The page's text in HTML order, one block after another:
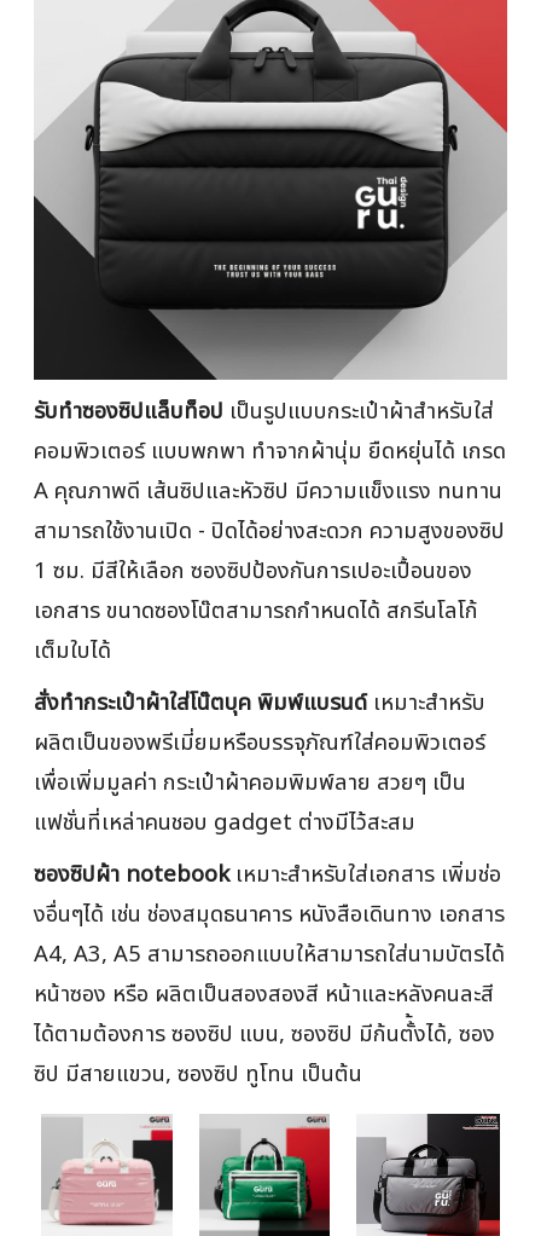
รับทำซองซิปแล็บท็อป เป็นรูปแบบกระเป๋าผ้าสำหรับใส่
คอมพิวเตอร์ แบบพกพา ทำจากผ้านุ่ม ยืดหยุ่นได้ เกรด
A คุณภาพดี เส้นซิปและหัวซิป มีความแข็งแรง ทนทาน
สามารถใช้งานเปิด - ปิดได้อย่างสะดวก ความสูงของซิป
1 ซม. มีสีให้เลือก ซองซิปป้องกันการเปอะเปื้อนของ
เอกสาร ขนาดซองโน๊ตสามารถกำหนดได้ สกรีนโลโก้
เต็มใบได้
สั่งทำกระเป๋าผ้าใส่โน๊ตบุค พิมพ์แบรนด์เหมาะสำหรับ
ผลิตเป็นของพรีเมี่ยมหรือบรรจุภัณฑ์ใส่คอมพิวเตอร์
เพื่อเพิ่มมูลค่า กระเป๋าผ้าคอมพิมพ์ลาย สวยๆ เป็น
แฟชั่นที่เหล่าคนชอบ gadget ต่างมีไว้สะสม
ซองซิปผ้า notebookเหมาะสำหรับใส่เอกสาร เพิ่มช่อ
งอื่นๆได้ เช่น ช่องสมุดธนาคาร หนังสือเดินทาง เอกสาร
A4, A3, A5 สามารถออกแบบให้สามารถใส่นามบัตรได้
หน้าซอง หรือ ผลิตเป็นสองสองสี หน้าและหลังคนละสี
ได้ตามต้องการ ซองซิป แบน, ซองซิป มีก้นตั้้งได้, ซอง
ซิป มีสายแขวน, ซองซิป ทูโทน เป็นต้น